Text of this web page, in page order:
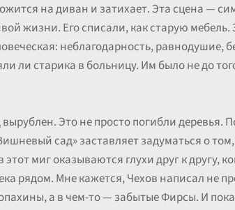
на диван и затихает. Эта сцена —
жизни. Его списали, как старую мебель.
неблагодарность, равнодушие,
ли старика в больницу. Им было не до
Это не просто погибли
сад» заставляет задуматься о
миг оказываются глухи друг к другу,
рядом. Мне кажется, Чехов написал не
а в чем-то — забытые Фирсы. И